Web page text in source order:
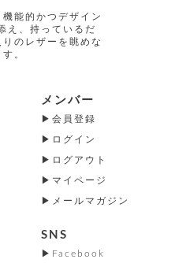
能的かつデザイン
え、持っているだ
のレザーを眺めな
。
メンバー
会員登録
ログイン
ログアウト
マイページ
メールマガジン
SNS
Facebook